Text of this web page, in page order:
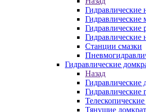
Гидравлические
Гидравлические
Гидравлические
Станции смазки
Гидравлические
Назад
Гидравлические
Гидравлические
Тянущие